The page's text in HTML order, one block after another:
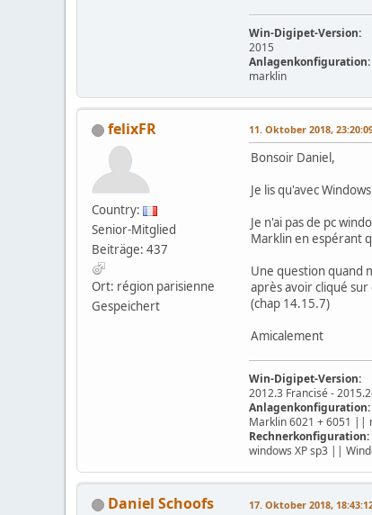
Win-Digipet-Version:
2015
Anlagenkonfiguration:
marklin
felixFR
Country:
Senior-Mitglied
Beiträge: 437
Ort: région parisienne
Gespeichert
11. Oktober 2018,
Bonsoir Daniel,
Je lis qu'avec
Je n'ai pas de pc
Marklin en espérant
Une question quand
après avoir cliqué
(chap 14.15.7)
Amicalement
Win-Digipet-Version:
2012.3 Francisé -
Anlagenkonfiguration:
Marklin 6021 + 6051 ||
Rechnerkonfiguration:
windows XP sp3 ||
Daniel Schoofs 17. Oktober 2018,